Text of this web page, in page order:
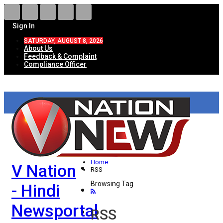
Sign In
SATURDAY, AUGUST 8, 2026
About Us
Feedback & Complaint
Compliance Officer
V Nation
- Hindi
Newsportal
HOME
ताज़ा खबरें
देश
विदेश
राज्य
उत्तर प्रदेश
Home
RSS
Browsing Tag
RSS